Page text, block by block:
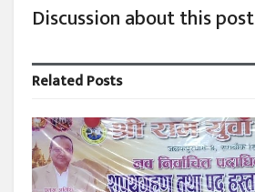
Discussion about this post
RelatedPosts